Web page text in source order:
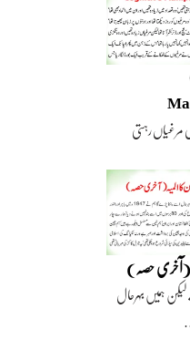
مرغیاں رہتی
(آخری حصہ)
ہمیں بہرحال